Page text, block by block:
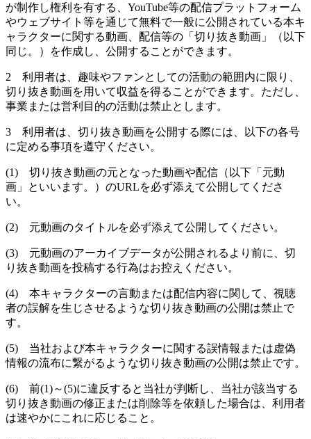
が制作し権利を有する、YouTube等の配信プラットフォーム
やウェブサイト等を通じて無料で一般に公開されている本キ
ャラクターに関する動画、配信等の「切り抜き動画」（以下
同じ。）を作成し、公開することができます。
2 利用者は、趣味やファンとしての活動の範囲内に限り、
切り抜き動画を用いて収益を得ることができます。ただし、
事業または営利目的の活動は禁止とします。
3 利用者は、切り抜き動画を公開する際には、以下の各号
に定める事項を遵守ください。
(1) 切り抜き動画の元となった動画や配信（以下「元動
画」といいます。）のURLを必ず添えて公開してくださ
い。
(2) 元動画のタイトルを必ず添えて公開してください。
(3) 元動画のアーカイブデータが公開されるより前に、切
り抜き動画を投稿する行為はお控えください。
(4) 本キャラクターの言動または配信内容に関して、視聴
者の誤解を生じさせるような切り抜き動画の公開は禁止で
す。
(5) 当社および本キャラクターに関する誤情報または虚偽
情報の流布に繋がるような切り抜き動画の公開は禁止です。
(6) 前(1)～(5)に違反すると当社が判断し、当社が該当する
切り抜き動画の修正または削除等を依頼した場合は、利用者
は速やかにこれに応じること。